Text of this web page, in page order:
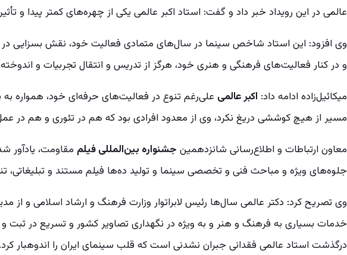
عالمی در این رویداد خبر داد و گفت: استاد اکبر عالمی یکی از چهره‌های کمتر پیدا و
وی افزود: این استاد شاخص سینما در سال‌های متمادی فعالیت خود، نقش بسزایی
و در کنار فعالیت‌های فرهنگی و هنری خود، هرگز از تدریس و انتقال تجربیات و
میکائیل‌زاده ادامه داد: اکبر عالمی علی‌رغم تنوع در فعالیت‌های حرفه‌ای خود، همواره
مسیر از هیچ کوششی دریغ نکرد، وی از معدود افرادی بود که هم در تئوری و هم در
معاون ارتباطات و اطلاع‌رسانی شانزدهمین جشنواره بین‌المللی فیلم مقاومت، یادآور
جلوه‌های ویژه و مباحث فنی و تخصصی سینما و تولید ده‌ها فیلم مستند و تبلیغاتی،
وی تصریح کرد: دکتر عالمی سال‌ها رئیس لابراتوار وزارت فرهنگ و ارشاد اسلامی و از
خدمات بسیاری به فرهنگ و هنر و به ویژه در نگهداری تصاویر کشور و تسریع در ثبت
درگذشت استاد عالمی فقدانی جبران نشدنی است که قلب سینمای ایران را اندوهبار